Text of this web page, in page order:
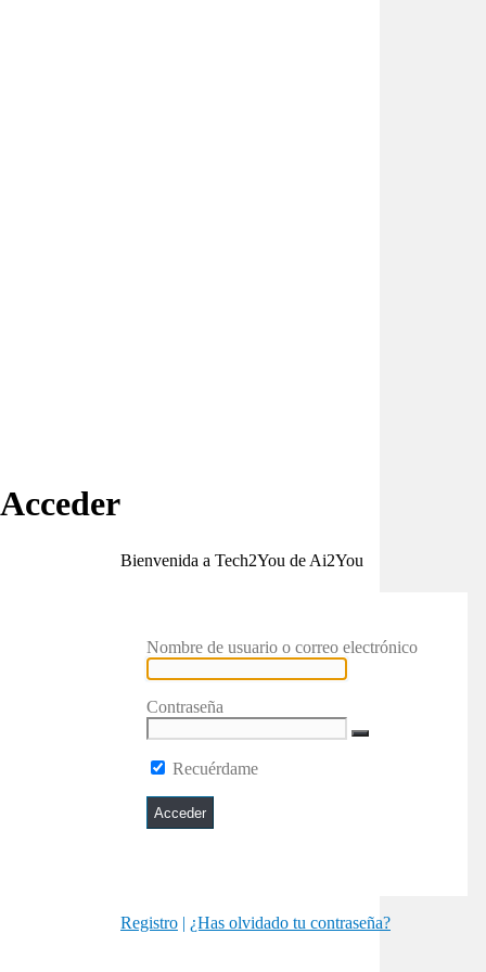
Acceder
Bienvenida a Tech2You de Ai2You
Nombre de usuario o correo electrónico
Contraseña
Recuérdame
Registro | ¿Has olvidado tu contraseña?